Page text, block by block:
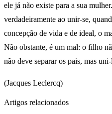
ele já não existe para a sua
verdadeiramente ao unir-se,
concepção de vida e de ideal, o
Não obstante, é um mal: o filho
não deve separar os pais, mas
(Jacques Leclercq)
Artigos relacionados